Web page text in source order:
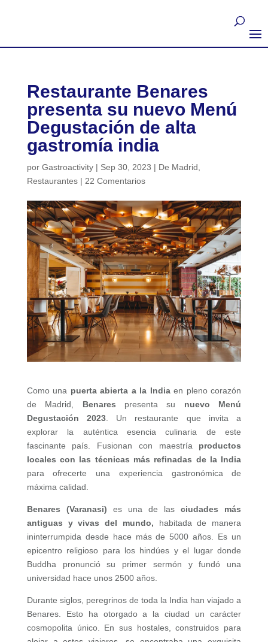
Restaurante Benares
presenta su nuevo Menú
Degustación de alta
gastromía india
por Gastroactivity| Sep 30, 2023 | De Madrid
Restaurantes| 22 Comentarios
Como una puerta abierta a la Indiaen pleno corazón
de Madrid, Benares presenta su nuevo Menú
Degustación 2023 . Un restaurante que invita a
explorar la auténtica esencia culinaria de este
fascinante país. Fusionan con maestría productos
locales con las técnicas más refinadas de la India
para ofrecerte una experiencia gastronómica de
máxima calidad.
Benares (Varanasi) es una de lasciudades más
antiguas y vivas del mundo, habitada de manera
ininterrumpida desde hace más de 5000 años. Es un
epicentro religioso para los hindúes y el lugar donde
Buddha pronunció su primer sermón y fundó una
universidad hace unos 2500 años.
Durante siglos, peregrinos de toda la India han viajado a
Benares. Esto ha otorgado a la ciudad un carácter
cosmopolita único. En sus hostales, construidos para